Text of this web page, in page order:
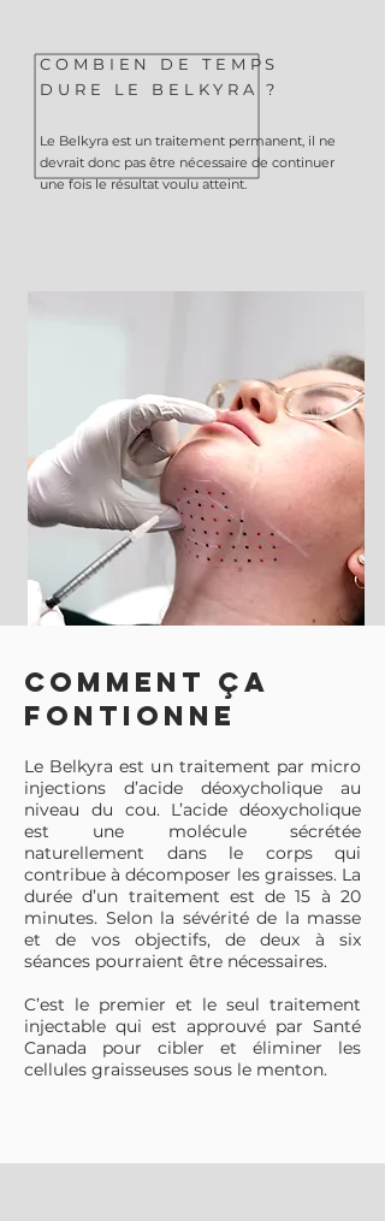
COMBIEN DE TEMPS
DURE LE BELKYRA ?
Le Belkyra est un traitement permanent, il ne
devrait donc pas être nécessaire de continuer
une fois le résultat voulu atteint.
COMMENT ÇA
fontionne
Le Belkyra est un traitement par micro
injections d’acide déoxycholique au
niveau du cou. L’acide déoxycholique
est une molécule sécrétée
naturellement dans le corps qui
contribue à décomposer les graisses. La
durée d’un traitement est de 15 à 20
minutes. Selon la sévérité de la masse
et de vos objectifs, de deux à six
séances pourraient être nécessaires.
C’est le premier et le seul traitement
injectable qui est approuvé par Santé
Canada pour cibler et éliminer les
cellules graisseuses sous le menton.